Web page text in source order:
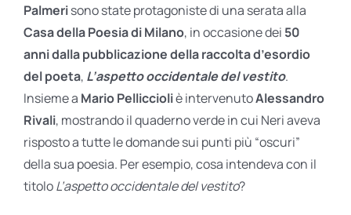
Palmerisono state protagoniste di una serata alla
Casa della Poesia di Milano, in occasione dei 50
anni dalla pubblicazione della raccolta d’esordio
del poeta, L’aspetto occidentale del vestito.
Insieme a Mario Pelliccioliè intervenutoAlessandro
Rivali, mostrando il quaderno verde in cui Neri aveva
risposto a tutte le domande sui punti più “oscuri”
della sua poesia. Per esempio, cosa intendeva con il
titoloL’aspetto occidentale del vestito?